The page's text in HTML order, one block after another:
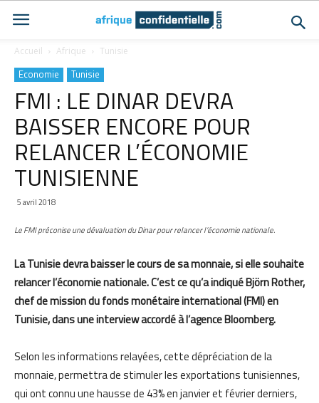
Accueil Afrique Tunisie
Economie Tunisie
FMI : LE DINAR DEVRA
BAISSER ENCORE POUR
RELANCER L’ÉCONOMIE
TUNISIENNE
5 avril 2018
Le FMI préconise une dévaluation du Dinar pour relancer l’économie nationale.
La Tunisie devra baisser le cours de sa monnaie, si elle souhaite
relancer l’économie nationale. C’est ce qu’a indiqué Björn Rother,
chef de mission du fonds monétaire international (FMI) en
Tunisie, dans une interview accordé à l’agence Bloomberg.
Selon les informations relayées, cette dépréciation de la
monnaie, permettra de stimuler les exportations tunisiennes,
qui ont connu une hausse de 43% en janvier et février derniers,